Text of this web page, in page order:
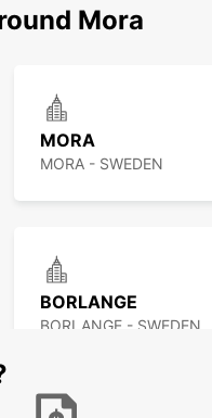
Mora
MORA
MORA - SWEDEN
BORLANGE
BORLANGE - SWEDEN